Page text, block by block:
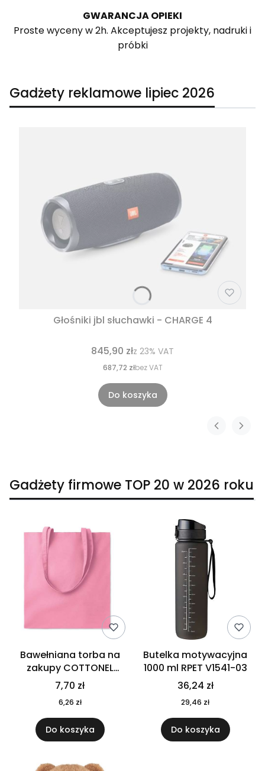
GWARANCJA OPIEKI
Proste wyceny w 2h. Akceptujesz projekty, nadruki i
próbki
Gadżety reklamowe lipiec 2026
Głośniki jbl słuchawki - CHARGE 4
845,90 złz 23% VAT
687,72 złbez VAT
Do koszyka
Gadżety firmowe TOP 20 w 2026 roku
Bawełniana torba na
zakupy COTTONEL
COLOUR++ MO9846-11
7,70 zł
6,26 zł
Do koszyka
Butelka motywacyjna
1000 ml RPET V1541-03
36,24 zł
29,46 zł
Do koszyka